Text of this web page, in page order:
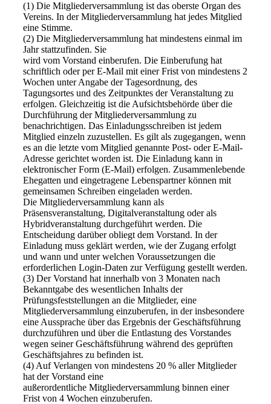
(1) Die Mitgliederversammlung ist das oberste Organ des
Vereins. In der Mitgliederversammlung hat jedes Mitglied
eine Stimme.
(2) Die Mitgliederversammlung hat mindestens einmal im
Jahr stattzufinden. Sie
wird vom Vorstand einberufen. Die Einberufung hat
schriftlich oder per E-Mail mit einer Frist von mindestens 2
Wochen unter Angabe der Tagesordnung, des
Tagungsortes und des Zeitpunktes der Veranstaltung zu
erfolgen. Gleichzeitig ist die Aufsichtsbehörde über die
Durchführung der Mitgliederversammlung zu
benachrichtigen. Das Einladungsschreiben ist jedem
Mitglied einzeln zuzustellen. Es gilt als zugegangen, wenn
es an die letzte vom Mitglied genannte Post- oder E-Mail-
Adresse gerichtet worden ist. Die Einladung kann in
elektronischer Form (E-Mail) erfolgen. Zusammenlebende
Ehegatten und eingetragene Lebenspartner können mit
gemeinsamen Schreiben eingeladen werden.
Die Mitgliederversammlung kann als
Präsensveranstaltung, Digitalveranstaltung oder als
Hybridveranstaltung durchgeführt werden. Die
Entscheidung darüber obliegt dem Vorstand. In der
Einladung muss geklärt werden, wie der Zugang erfolgt
und wann und unter welchen Voraussetzungen die
erforderlichen Login-Daten zur Verfügung gestellt werden.
(3) Der Vorstand hat innerhalb von 3 Monaten nach
Bekanntgabe des wesentlichen Inhalts der
Prüfungsfeststellungen an die Mitglieder, eine
Mitgliederversammlung einzuberufen, in der insbesondere
eine Aussprache über das Ergebnis der Geschäftsführung
durchzuführen und über die Entlastung des Vorstandes
wegen seiner Geschäftsführung während des geprüften
Geschäftsjahres zu befinden ist.
(4) Auf Verlangen von mindestens 20 % aller Mitglieder
hat der Vorstand eine
außerordentliche Mitgliederversammlung binnen einer
Frist von 4 Wochen einzuberufen.